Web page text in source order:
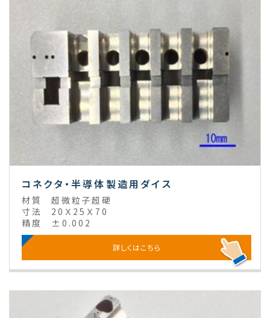
コネクタ・半導体製造用ダイス
材質
超微粒子超硬
寸法
20Ｘ25Ｘ70
精度
±0.002
詳しくはこちら